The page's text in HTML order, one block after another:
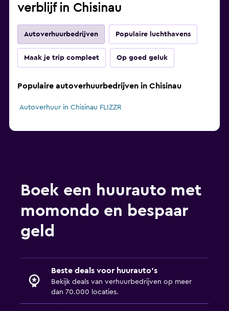
verblijf in Chisinau
Autoverhuurbedrijven Populaire luchthavens
Maak je trip compleet Op goed geluk
Populaire autoverhuurbedrijven in Chisinau
Autoverhuur in Chisinau FLIZZR
Boek een huurauto met
momondo en bespaar
geld
Beste deals voor huurauto's
Bekijk deals van verhuurbedrijven op meer
dan 70.000 locaties.